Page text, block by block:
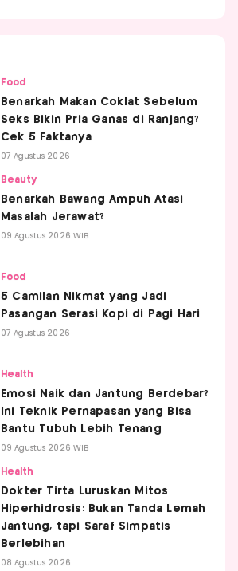
Food
Benarkah Makan Coklat Sebelum
Seks Bikin Pria Ganas di Ranjang?
Cek 5 Faktanya
07 Agustus 2026
Beauty
Benarkah Bawang Ampuh Atasi
Masalah Jerawat?
09 Agustus 2026 WIB
Food
5 Camilan Nikmat yang Jadi
Pasangan Serasi Kopi di Pagi Hari
07 Agustus 2026
Health
Emosi Naik dan Jantung Berdebar?
Ini Teknik Pernapasan yang Bisa
Bantu Tubuh Lebih Tenang
09 Agustus 2026 WIB
Health
Dokter Tirta Luruskan Mitos
Hiperhidrosis: Bukan Tanda Lemah
Jantung, tapi Saraf Simpatis
Berlebihan
08 Agustus 2026